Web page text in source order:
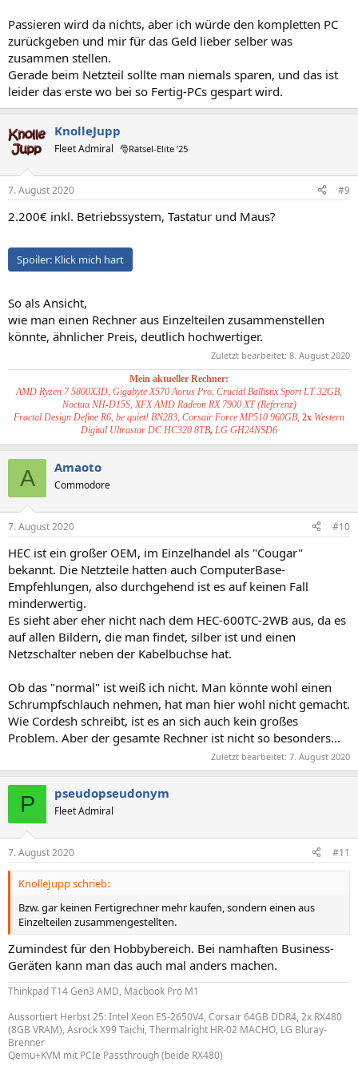
Passieren wird da nichts, aber ich würde den kompletten PC
zurückgeben und mir für das Geld lieber selber was
zusammen stellen.
Gerade beim Netzteil sollte man niemals sparen, und das ist
leider das erste wo bei so Fertig-PCs gespart wird.
KnolleJupp
Fleet Admiral 🎅Rätsel-Elite ’25
7. August 2020 #9
2.200€ inkl. Betriebssystem, Tastatur und Maus?
Spoiler: Klick mich hart
So als Ansicht,
wie man einen Rechner aus Einzelteilen zusammenstellen
könnte, ähnlicher Preis, deutlich hochwertiger.
Zuletzt bearbeitet: 8. August 2020
Mein aktueller Rechner:
AMD Ryzen 7 5800X3D, Gigabyte X570 Aorus Pro, Crucial Ballistix Sport LT 32GB,
Noctua NH-D15S, XFX AMD Radeon RX 7900 XT (Referenz)
Fractal Design Define R6, be quiet! BN283, Corsair Force MP510 960GB, 2x Western
Digital Ultrastar DC HC320 8TB, LG GH24NSD6
A Amaoto
Commodore
7. August 2020 #10
HEC ist ein großer OEM, im Einzelhandel als "Cougar"
bekannt. Die Netzteile hatten auch ComputerBase-
Empfehlungen, also durchgehend ist es auf keinen Fall
minderwertig.
Es sieht aber eher nicht nach dem HEC-600TC-2WB aus, da es
auf allen Bildern, die man findet, silber ist und einen
Netzschalter neben der Kabelbuchse hat.
Ob das "normal" ist weiß ich nicht. Man könnte wohl einen
Schrumpfschlauch nehmen, hat man hier wohl nicht gemacht.
Wie Cordesh schreibt, ist es an sich auch kein großes
Problem. Aber der gesamte Rechner ist nicht so besonders...
Zuletzt bearbeitet: 7. August 2020
P pseudopseudonym
Fleet Admiral
7. August 2020 #11
KnolleJupp schrieb:
Bzw. gar keinen Fertigrechner mehr kaufen, sondern einen aus
Einzelteilen zusammengestellten.
Zumindest für den Hobbybereich. Bei namhaften Business-
Geräten kann man das auch mal anders machen.
Thinkpad T14 Gen3 AMD, Macbook Pro M1
Aussortiert Herbst 25: Intel Xeon E5-2650V4, Corsair 64GB DDR4, 2x RX480
(8GB VRAM), Asrock X99 Taichi, Thermalright HR-02 MACHO, LG Bluray-
Brenner
Qemu+KVM mit PCIe Passthrough (beide RX480)